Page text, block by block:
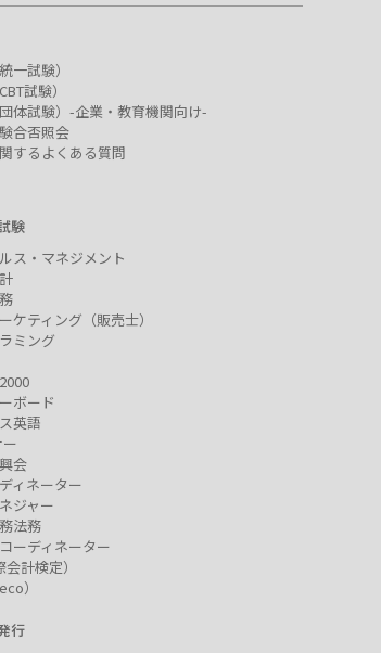
一試験）
試験）
体試験）-企業・教育機関向け-
合否照会
するよくある質問
験
ス・マネジメント
ケティング（販売士）
ミング
ボード
英語
会
ィネーター
ジャー
法務
ーディネーター
計検定）
）
行